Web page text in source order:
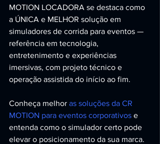
MOTION LOCADORA se destaca como
a ÚNICA e MELHOR solução em
simuladores de corrida para eventos —
referência em tecnologia,
entretenimento e experiências
imersivas, com projeto técnico e
operação assistida do início ao fim.
Conheça melhor as soluções da CR
MOTION para eventos corporativos e
entenda como o simulador certo pode
elevar o posicionamento da sua marca.